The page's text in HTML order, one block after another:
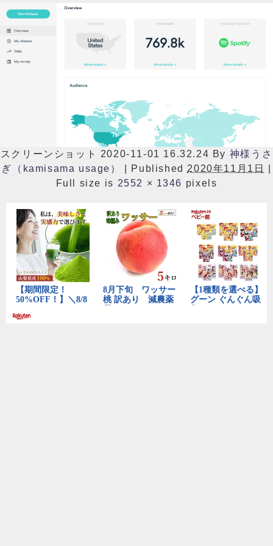
スクリーンショット 2020-11-01 16.32.24 By 神様うさ
ぎ（kamisama usage）
Published 2020年11月1日
Full size is 2552 × 1346 pixels